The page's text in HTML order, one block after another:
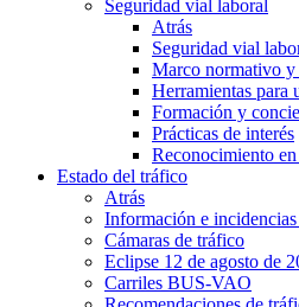
Seguridad vial laboral
Atrás
Seguridad vial
Marco normativo y
Herramientas para
Formación y
Prácticas de interés
Reconocimiento
Estado del tráfico
Atrás
Información e
Cámaras de tráfico
Eclipse 12 de agosto de
Carriles BUS-VAO